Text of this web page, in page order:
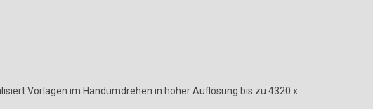
Vorlagen im Handumdrehen in hoher Auflösung bis zu 4320 x